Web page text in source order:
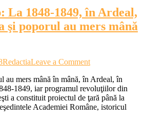
Române”,
finalizată
de
La 1848-1849, în Ardeal,
şi poporul au mers mână
RedactiaLeave a Commenton
Aurel
Pop:
La
1848-
au mers mână în mână, în Ardeal, în
1849, iar programul revoluţiilor din
a constituit proiectul de ţară până la
Academiei Române, istoricul